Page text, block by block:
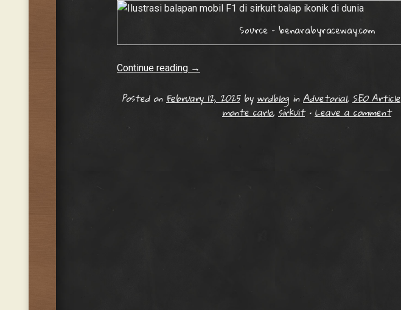
Source – benarabyraceway.com
Continue reading →
Posted onFebruary 12, 2025bywrdblog inAdvetorial, SEO Article
monte carlo, sirkuit •Leave a comment